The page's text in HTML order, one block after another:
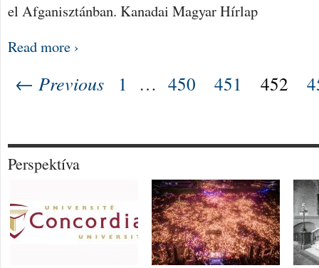
el Afganisztánban. Kanadai Magyar Hírlap
Read more ›
← Previous 1 … 450 451 452
Perspektíva